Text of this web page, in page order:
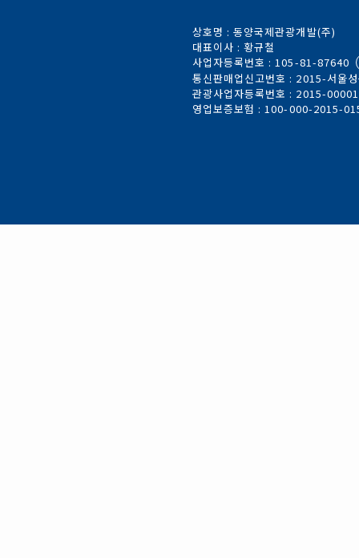
상호명 : 동양국제관광개발(주)
대표이사 : 황규철
사업자등록번호 : 105-81-87640
통신판매업신고번호 : 2015-서울
관광사업자등록번호 : 2015-
영업보증보험 : 100-000-2015-